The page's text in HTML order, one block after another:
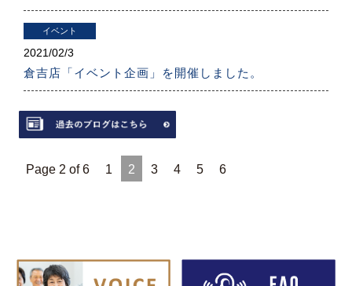
イベント
2021/02/3
倉吉店「イベント企画」を開催しました。
Page 2 of 6 1 2 3 4 5 6